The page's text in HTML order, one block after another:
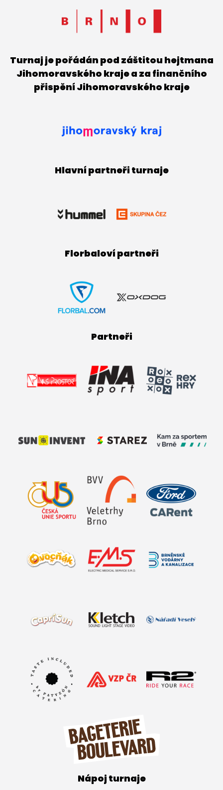
Turnaj je pořádán pod záštitou hejtmana
Jihomoravského kraje a za finančního
přispění Jihomoravského kraje
Hlavní partneři turnaje
Florbaloví partneři
Partneři
Nápoj turnaje